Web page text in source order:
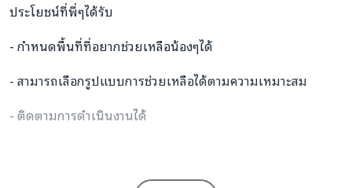
ประโยชน์ที่พี่ๆได้รับ
- กำหนดพื้นที่ที่อยากช่วยเหลือน้องๆได้
- สามารถเลือกรูปแบบการช่วยเหลือได้ตามความเหมาะสม
- ติดตามการดำเนินงานได้